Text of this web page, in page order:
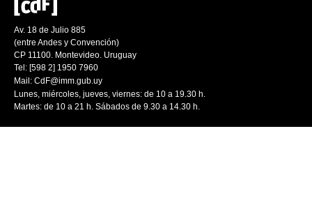
Av. 18 de Julio 885
(entre Andes y Convención)
CP 11100. Montevideo. Uruguay
Tel: [598 2] 1950 7960
Mail: CdF@imm.gub.uy
Lunes, miércoles, jueves, viernes: de 10 a 19.30 h.
Martes: de 10 a 21 h. Sábados de 9.30 a 14.30 h.